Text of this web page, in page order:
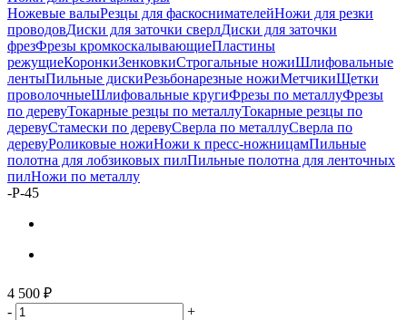
Ножевые валыРезцы для фаскоснимателейНожи для резки
проводовДиски для заточки сверлДиски для заточки
фрезФрезы кромкоскалывающиеПластины
режущиеКоронкиЗенковкиСтрогальные ножиШлифовальные
лентыПильные дискиРезьбонарезные ножиМетчикиЩетки
проволочныеШлифовальные кругиФрезы по металлуФрезы
по деревуТокарные резцы по металлуТокарные резцы по
деревуСтамески по деревуСверла по металлуСверла по
деревуРоликовые ножиНожи к пресс-ножницамПильные
полотна для лобзиковых пилПильные полотна для ленточных
пилНожи по металлу
-Р-45
4 500 ₽
-
+